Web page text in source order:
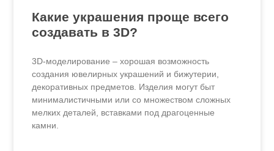
Какие украшения проще всего
создавать в 3D?
3D-моделирование – хорошая возможность
создания ювелирных украшений и бижутерии,
декоративных предметов. Изделия могут быт
минималистичными или со множеством сложных
мелких деталей, вставками под драгоценные
камни.